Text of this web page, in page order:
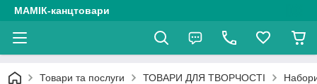
МАМІК-канцтовари
Товари та послуги ТОВАРИ ДЛЯ ТВОРЧОСТІ